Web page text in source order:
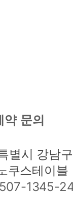
약 문의
쿠스테이블
1345-